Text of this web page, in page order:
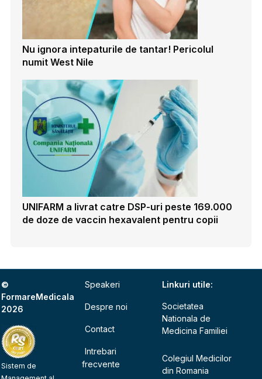
Nu ignora intepaturile de tantar! Pericolul
numit West Nile
UNIFARM a livrat catre DSP-uri peste 169.000
de doze de vaccin hexavalent pentru copii
©
FormareMedicala
2026
Sistem de
Speakeri
Despre noi
Contact
Intrebari
frecvente
Linkuri utile:
Societatea
Nationala de
Medicina Familiei
Colegiul Medicilor
din Romania